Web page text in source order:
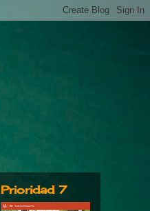
Prioridad 7